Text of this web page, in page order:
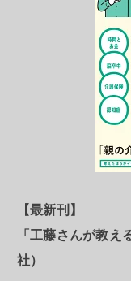
【最新刊】
「工藤さんが教
社）